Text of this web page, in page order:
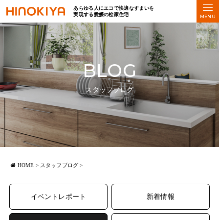
あらゆる人にエコで快適なすまいを
実現する愛媛の桧家住宅
BLOG
スタッフブログ
HOME > スタッフブログ >
イベントレポート 新着情報